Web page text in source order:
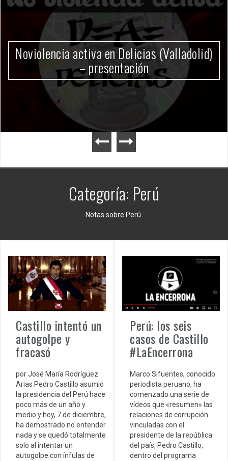
Gobierno Milei
Categoría: Perú
Notas sobre Perú.
Castillo intentó un
autogolpe y
fracasó
por José María Rodríguez
Arias Pedro Castillo asumió
la presidencia del Perú hace
poco más de un año y
medio y hoy, 7 de diciembre,
ha demostrado no entender
nada y se quedó totalmente
solo al intentar un
autogolpe con ínfulas de
Perú: los seis
casos de Castillo
#LaEncerrona
Marco Sifuentes, conocido
periodista peruano, ha
comenzado una serie de
vídeos que «resumen» las
relaciones de corrupción
vinculadas con el
presidente de la república
del país, Pedro Castillo,
dentro del programa